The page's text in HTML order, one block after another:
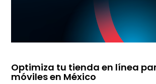
Optimiza tu tienda en línea
móviles en México